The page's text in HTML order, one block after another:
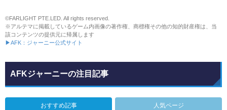
©FARLIGHT PTE.LED. All rights reserved.
※アルテマに掲載しているゲーム内画像の著作権、商標権その他の知的財産権は、当
該コンテンツの提供元に帰属します
▶AFK：ジャーニー公式サイト
AFKジャーニーの注目記事
おすすめ記事 人気ページ